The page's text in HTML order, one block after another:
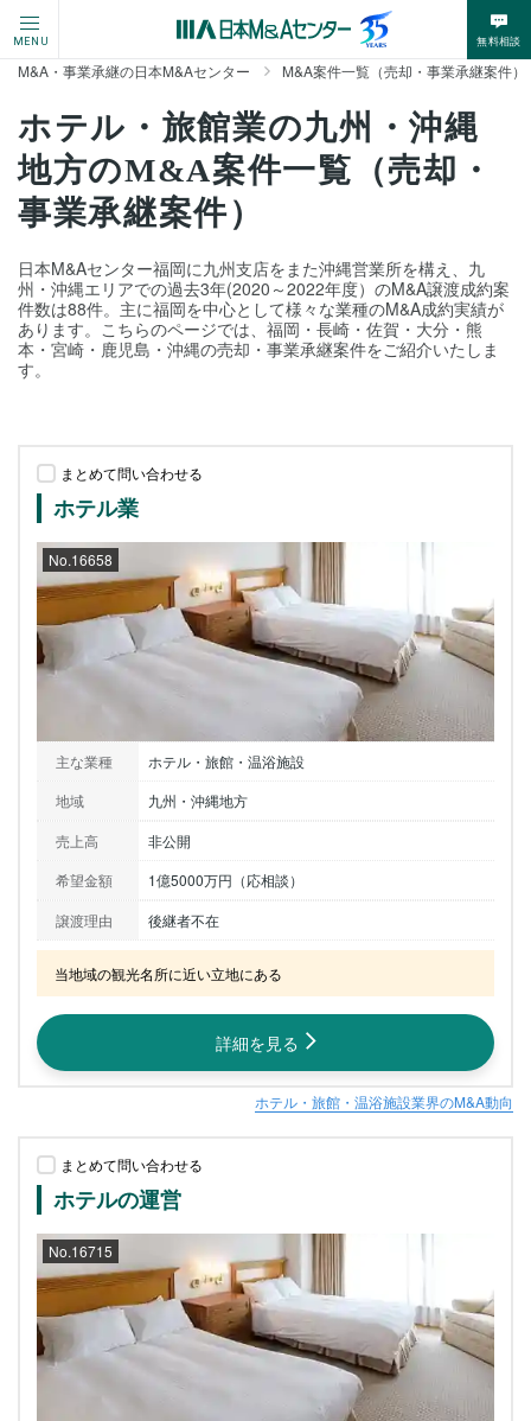
MENU 無料相談
M&A・事業承継の日本M&Aセンター M&A案件一覧（売却・事業承継案件）
ホテル・旅館業の九州・沖縄
地方のM&A案件一覧（売却・
事業承継案件）
日本M&Aセンター福岡に九州支店をまた沖縄営業所を構え、九
州・沖縄エリアでの過去3年(2020～2022年度）のM&A譲渡成約案
件数は88件。主に福岡を中心として様々な業種のM&A成約実績が
あります。こちらのページでは、福岡・長崎・佐賀・大分・熊
本・宮崎・鹿児島・沖縄の売却・事業承継案件をご紹介いたしま
す。
まとめて問い合わせる
ホテル業
No.16658
主な業種
ホテル・旅館・温浴施設
地域
九州・沖縄地方
売上高
非公開
希望金額
1億5000万円（応相談）
譲渡理由
後継者不在
当地域の観光名所に近い立地にある
詳細を見る
ホテル・旅館・温浴施設業界のM&A動向
まとめて問い合わせる
ホテルの運営
No.16715